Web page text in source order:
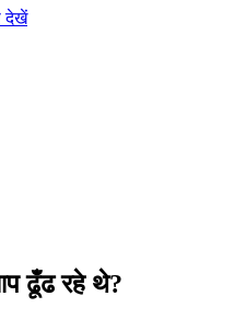
देखें
ढूँढ रहे थे?